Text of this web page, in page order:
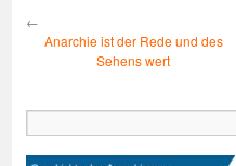
←
Anarchie ist der Rede und des
Sehens wert